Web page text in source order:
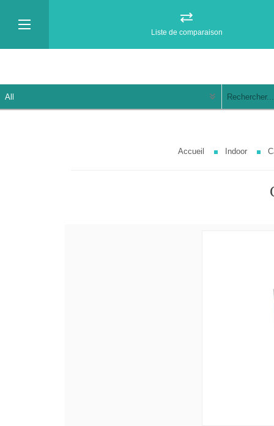
Liste de comparaison
Accueil Indoor